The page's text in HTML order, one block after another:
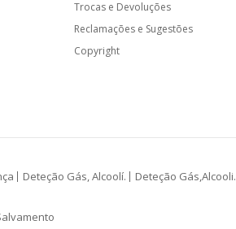
Trocas e Devoluções
Reclamações e Sugestões
Copyright
Deteção Gás, Alcoolí.
Deteção Gás,Alcooli.